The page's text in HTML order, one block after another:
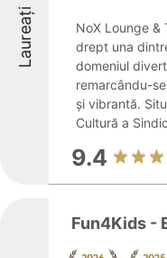
Laureați
NoX Lounge &
drept una
domeniul
remarcându-
și vibrantă.
Cultură a
9.4
Fun4Kids -